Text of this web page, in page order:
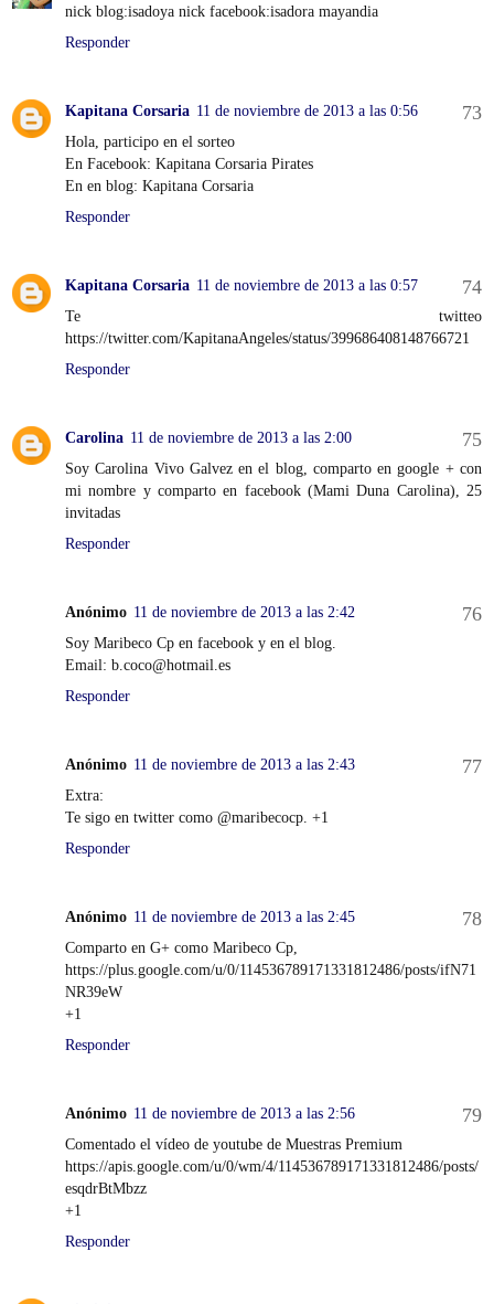
nick blog:isadoya nick facebook:isadora mayandia
Responder
Kapitana Corsaria 11 de noviembre de 2013 a las 0:56
Hola, participo en el sorteo
En Facebook: Kapitana Corsaria Pirates
En en blog: Kapitana Corsaria
Responder
Kapitana Corsaria 11 de noviembre de 2013 a las 0:57
Te twitteo
https://twitter.com/KapitanaAngeles/status/399686408148766721
Responder
Carolina 11 de noviembre de 2013 a las 2:00
Soy Carolina Vivo Galvez en el blog, comparto en google + con
mi nombre y comparto en facebook (Mami Duna Carolina), 25
invitadas
Responder
Anónimo 11 de noviembre de 2013 a las 2:42
Soy Maribeco Cp en facebook y en el blog.
Email: b.coco@hotmail.es
Responder
Anónimo 11 de noviembre de 2013 a las 2:43
Extra:
Te sigo en twitter como @maribecocp. +1
Responder
Anónimo 11 de noviembre de 2013 a las 2:45
Comparto en G+ como Maribeco Cp,
https://plus.google.com/u/0/114536789171331812486/posts/ifN71
NR39eW
+1
Responder
Anónimo 11 de noviembre de 2013 a las 2:56
Comentado el vídeo de youtube de Muestras Premium
https://apis.google.com/u/0/wm/4/114536789171331812486/posts/
esqdrBtMbzz
+1
Responder